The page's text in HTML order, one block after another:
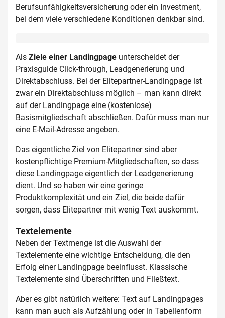
Berufsunfähigkeitsversicherung oder ein Investment,
bei dem viele verschiedene Konditionen denkbar sind.
Als Ziele einer Landingpage unterscheidet der
Praxisguide Click-through, Leadgenerierung und
Direktabschluss. Bei der Elitepartner-Landingpage ist
zwar ein Direktabschluss möglich – man kann direkt
auf der Landingpage eine (kostenlose)
Basismitgliedschaft abschließen. Dafür muss man nur
eine E-Mail-Adresse angeben.
Das eigentliche Ziel von Elitepartner sind aber
kostenpflichtige Premium-Mitgliedschaften, so dass
diese Landingpage eigentlich der Leadgenerierung
dient. Und so haben wir eine geringe
Produktkomplexität und ein Ziel, die beide dafür
sorgen, dass Elitepartner mit wenig Text auskommt.
Textelemente
Neben der Textmenge ist die Auswahl der
Textelemente eine wichtige Entscheidung, die den
Erfolg einer Landingpage beeinflusst. Klassische
Textelemente sind Überschriften und Fließtext.
Aber es gibt natürlich weitere: Text auf Landingpages
kann man auch als Aufzählung oder in Tabellenform